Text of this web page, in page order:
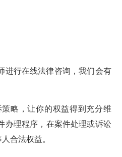
进行在线法律咨询，我们会有
略，让你的权益得到充分维
办理程序，在案件处理或诉讼
合法权益。